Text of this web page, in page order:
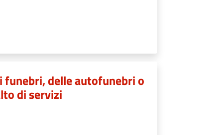
delle autofunebri o
di servizi